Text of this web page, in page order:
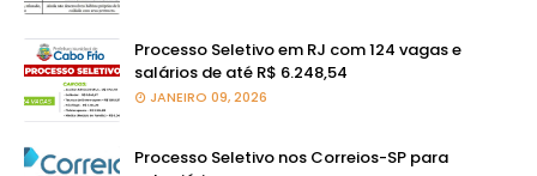
Processo Seletivo em RJ com 124 vagas e
salários de até R$ 6.248,54
JANEIRO 09, 2026
Processo Seletivo nos Correios-SP para